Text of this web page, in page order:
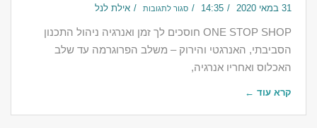
31 במאי 2020 14:35 סגור לתגובות אילת לנל
ONE STOP SHOP חוסכים לך זמן ואנרגיה ניהול התכנון
הסביבתי, האנרגטי והירוק – משלב הפרוגרמה עד שלב
האכלוס ואחריו​​ אנרגיה,
קרא עוד ←